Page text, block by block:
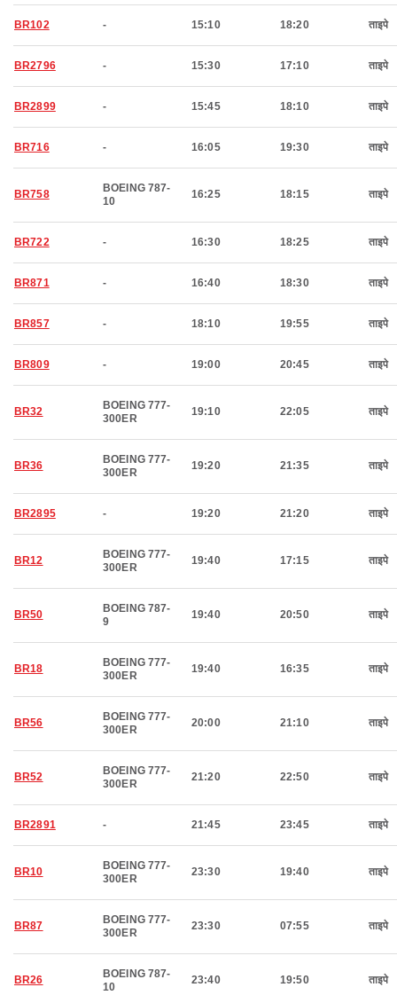
BR102 - 15:10 18:20 ताइपे
BR2796 - 15:30 17:10 ताइपे
BR2899 - 15:45 18:10 ताइपे
BR716 - 16:05 19:30 ताइपे
BR758
BOEING 787-
10
16:25 18:15 ताइपे
BR722 - 16:30 18:25 ताइपे
BR871 - 16:40 18:30 ताइपे
BR857 - 18:10 19:55 ताइपे
BR809 - 19:00 20:45 ताइपे
BR32
BOEING 777-
300ER
19:10 22:05 ताइपे
BR36
BOEING 777-
300ER
19:20 21:35 ताइपे
BR2895 - 19:20 21:20 ताइपे
BR12
BOEING 777-
300ER
19:40 17:15 ताइपे
BR50
BOEING 787-
9
19:40 20:50 ताइपे
BR18
BOEING 777-
300ER
19:40 16:35 ताइपे
BR56
BOEING 777-
300ER
20:00 21:10 ताइपे
BR52
BOEING 777-
300ER
21:20 22:50 ताइपे
BR2891 - 21:45 23:45 ताइपे
BR10
BOEING 777-
300ER
23:30 19:40 ताइपे
BR87
BOEING 777-
300ER
23:30 07:55 ताइपे
BR26
BOEING 787-
10
23:40 19:50 ताइपे